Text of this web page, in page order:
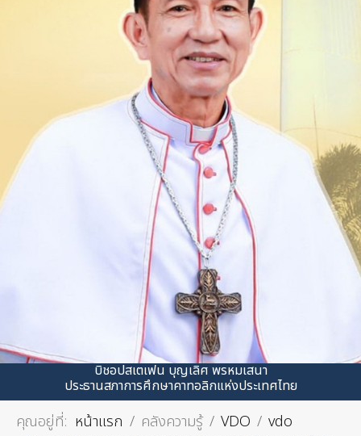
บิชอปสเตเฟน บุญเลิศ พรหมเสนา
ประธานสภาการศึกษาคาทอลิกแห่งประเทศไทย
คุณอยู่ที่: หน้าแรก คลังความรู้ VDO
vdo